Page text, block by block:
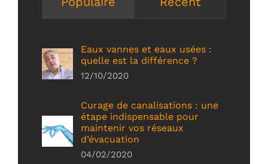
Eaux vannes et eaux usées :
quelle est la différence ?
12/10/2020
Curage de canalisations : une
étape indispensable pour
maintenir vos réseaux
d’évacuation
04/02/2020